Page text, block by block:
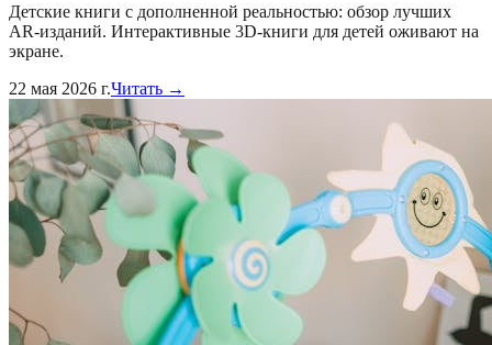
Детские книги с дополненной реальностью: обзор лучших
AR-изданий. Интерактивные 3D-книги для детей оживают на
экране.
22 мая 2026 г.Читать →